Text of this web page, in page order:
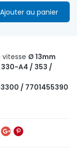
Ø 13mm
330-A4 / 353 /
/ 7701455390
Ajouter au panier